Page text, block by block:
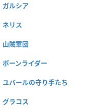
ガルシア
ネリス
山賊軍団
ボーンライダー
ユバールの守り手たち
グラコス